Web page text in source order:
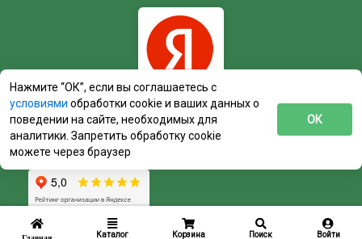
Главная Каталог Корзина Поиск Войти
Нажмите “ОК”, если вы соглашаетесь с
условиями обработки cookie и ваших данных о
поведении на сайте, необходимых для
аналитики. Запретить обработку cookie
можете через браузер
ОК